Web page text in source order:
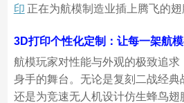
印 正在为航模制造业插上腾飞的翅
3D打印个性化定制： 让每一架航
航模玩家对性能与外观的极致追求
身手的舞台。无论是复刻二战经典
还是为竞速无人机设计仿生蜂鸟